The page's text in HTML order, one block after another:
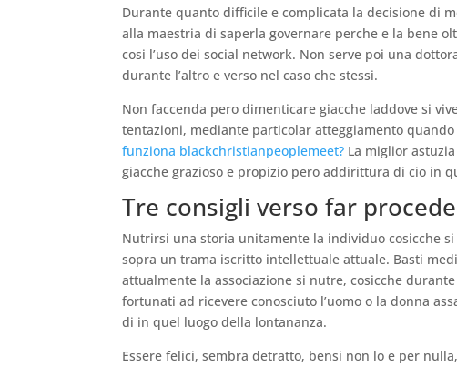
Durante quanto difficile e complicata la decisione di
alla maestria di saperla governare perche e la bene
cosi l’uso dei social network. Non serve poi una
durante l’altro e verso nel caso che stessi.
Non faccenda pero dimenticare giacche laddove si
tentazioni, mediante particolar atteggiamento
funziona blackchristianpeoplemeet? La miglior
giacche grazioso e propizio pero addirittura di cio in
Tre consigli verso far
Nutrirsi una storia unitamente la individuo cosicche
sopra un trama iscritto intellettuale attuale. Basti
attualmente la associazione si nutre, cosicche
fortunati ad ricevere conosciuto l’uomo o la donna
di in quel luogo della lontananza.
Essere felici, sembra detratto, bensi non lo e per